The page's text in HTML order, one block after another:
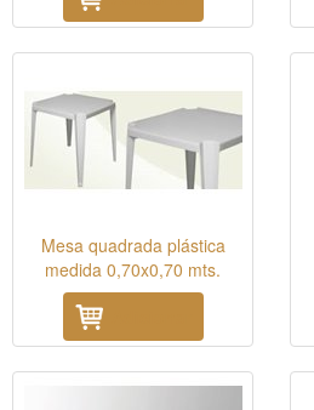
Mesa quadrada plástica
medida 0,70x0,70 mts.